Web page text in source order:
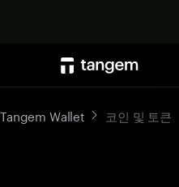
Tangem Wallet 코인 및 토큰